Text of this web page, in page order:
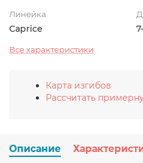
Линейка
Caprice
Все характеристики
Карта изгибов
Рассчитать
Описание